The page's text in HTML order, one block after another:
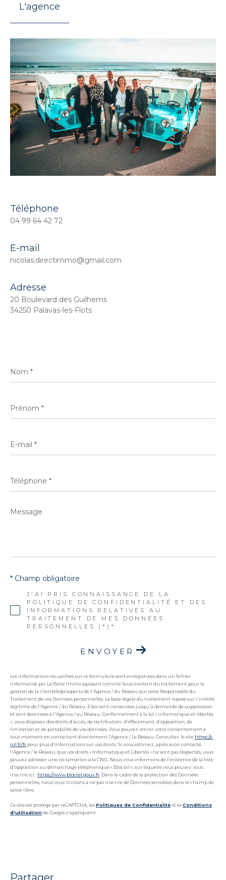
L'agence
Téléphone
04 99 64 42 72
E-mail
nicolas.directimmo@gmail.com
Adresse
20 Boulevard des Guilhems
34250 Palavas-les-Flots
*
*
mail
*
*
Message
J'AI PRIS CONNAISSANCE DE LA
POLITIQUE DE CONFIDENTIALITÉ ET DES
INFORMATIONS RELATIVES AU
TRAITEMENT DE MES DONNÉES
PERSONNELLES (*)*
* Champ obligatoire
ENVOYER
Les informations recueillies sur ce formulaire sont enregistrées dans un fichier
informatisé par La Boite Immo agissant comme Sous-traitant du traitement pour la
gestion de la clientèle/prospects de l'Agence / du Réseau qui reste Responsable du
Traitement de vos Données personnelles. La base légale du traitement repose sur l'intérêt
légitime de l'Agence / du Réseau. Elles sont conservées jusqu'à demande de suppression
et sont destinées à l'Agence / au Réseau. Conformément à la loi « informatique et libertés
», vous disposez des droits d’accès, de rectification, d’effacement, d’opposition, de
limitation et de portabilité de vos données. Vous pouvez retirer votre consentement à
tout moment en contactant directement l’Agence / Le Réseau. Consultez le site https://c
nil.fr/fr pour plus d’informations sur vos droits. Si vous estimez, après avoir contacté
l'Agence / le Réseau, que vos droits « Informatique et Libertés » ne sont pas respectés, vous
pouvez adresser une réclamation à la CNIL. Nous vous informons de l’existence de la liste
d'opposition au démarchage téléphonique « Bloctel », sur laquelle vous pouvez vous
inscrire ici : https://www.bloctel.gouv.fr. Dans le cadre de la protection des Données
personnelles, nous vous invitons à ne pas inscrire de Données sensibles dans le champ de
saisie libre.
Ce site est protégé par reCAPTCHA, lesPolitiques de Confidentialitéet esConditions
d'utilisationde Google s'appliquent.